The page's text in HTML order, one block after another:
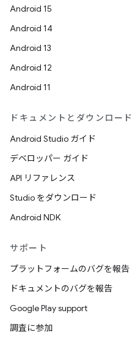
Android 15
Android 14
Android 13
Android 12
Android 11
ドキュメントとダウンロード
Android Studio ガイド
デベロッパー ガイド
API リファレンス
Studio をダウンロード
Android NDK
サポート
プラットフォームのバグを報告
ドキュメントのバグを報告
Google Play support
調査に参加